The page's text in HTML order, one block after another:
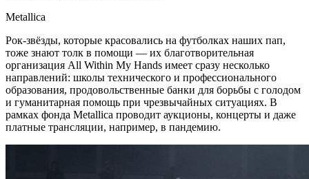
Metallica
Рок-звёзды, которые красовались на футболках наших пап,
тоже знают толк в помощи — их благотворительная
организация All Within My Hands имеет сразу несколько
направлений: школы технического и профессионального
образования, продовольственные банки для борьбы с голодом
и гуманитарная помощь при чрезвычайных ситуациях. В
рамках фонда Metallica проводит аукционы, концерты и даже
платные трансляции, например, в пандемию.